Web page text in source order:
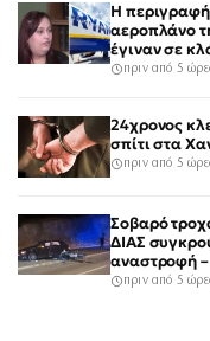
Η
αεροπλάνο
έγιναν σε
πριν από 5
24χρονος
σπίτι στα
πριν από 5
Σοβαρό
ΔΙΑΣ
αναστροφή –
πριν από 5